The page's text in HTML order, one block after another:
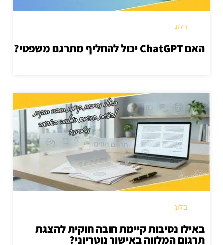
בלוג
האם ChatGPT יכול להחליף מתרגם משפטי?
בלוג
באילו נסיבות קיימת חובה חוקית להצגת
תרגום המלווה באישור נוטריוני?